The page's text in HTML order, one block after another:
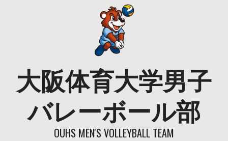
大阪体育大学男子
バレーボール部
OUHS MEN'S VOLLEYBALL TEAM